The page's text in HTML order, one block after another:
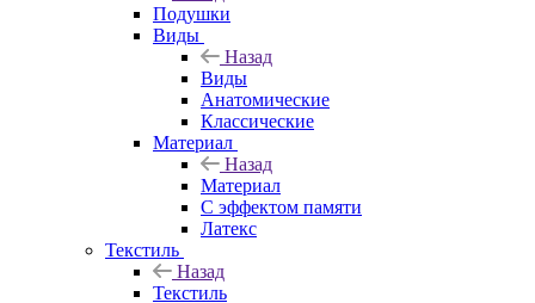
Подушки
Виды
Назад
Виды
Анатомические
Классические
Материал
Назад
Материал
С эффектом памяти
Латекс
Текстиль
Назад
Текстиль